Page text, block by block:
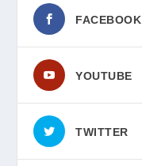
FACEBOOK
YOUTUBE
TWITTER